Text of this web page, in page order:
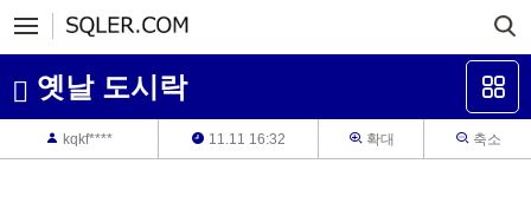
옛날 도시락
kqkf**** 11.11 16:32 확대 축소